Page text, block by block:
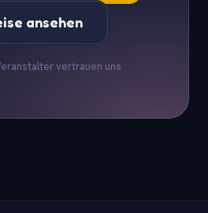
ansehen
vertrauen uns